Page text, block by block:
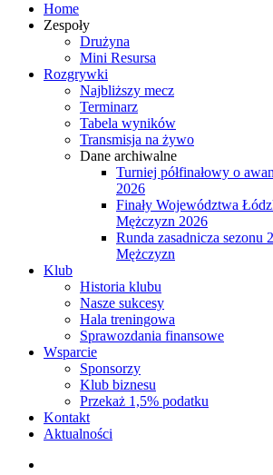
Home
Zespoły
Drużyna
Mini Resursa
Rozgrywki
Najbliższy mecz
Terminarz
Tabela wyników
Transmisja na żywo
Dane archiwalne
Turniej półfinałowy o
2026
Finały Województwa
Mężczyzn 2026
Runda zasadnicza
Mężczyzn
Klub
Historia klubu
Nasze sukcesy
Hala treningowa
Sprawozdania finansowe
Wsparcie
Sponsorzy
Klub biznesu
Przekaż 1,5% podatku
Kontakt
Aktualności